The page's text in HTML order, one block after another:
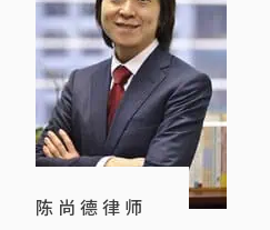
陈尚德律师